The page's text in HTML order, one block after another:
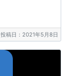
投稿日：2021年5月8日